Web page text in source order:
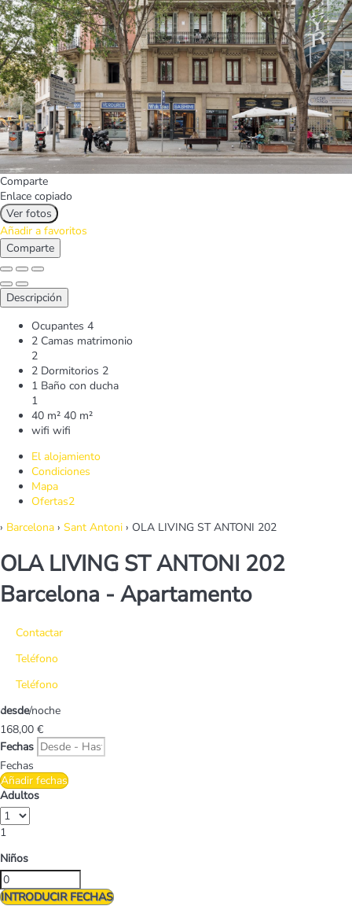
Comparte
Enlace copiado
Ver fotos
Añadir a favoritos
Comparte
Descripción
Ocupantes 4
2 Camas matrimonio
2
2 Dormitorios 2
1 Baño con ducha
1
40 m² 40 m²
wifi wifi
El alojamiento
Condiciones
Mapa
Ofertas2
› Barcelona › Sant Antoni › OLA LIVING ST ANTONI 202
OLA LIVING ST ANTONI 202
Barcelona - Apartamento
Contactar
Teléfono
Teléfono
desde/noche
168,00 €
Fechas
Fechas
Añadir fechas
Adultos
1
Niños
INTRODUCIR FECHAS